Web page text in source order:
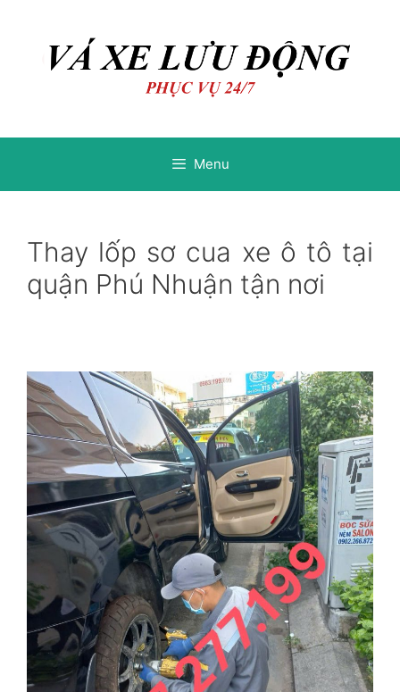
Menu
Thay lốp sơ cua xe ô tô tại
quận Phú Nhuận tận nơi